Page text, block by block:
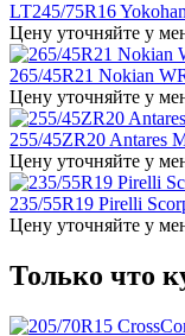
LT245/75R16
Цену уточняйте у
265/45R21 Nokian
Цену уточняйте у
255/45ZR20 Antares
Цену уточняйте у
235/55R19 Pirelli
Цену уточняйте у
Только что